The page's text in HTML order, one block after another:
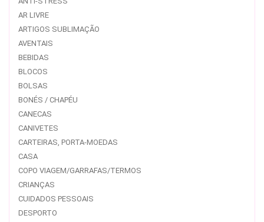
AR LIVRE
ARTIGOS SUBLIMAÇÃO
AVENTAIS
BEBIDAS
BLOCOS
BOLSAS
BONÉS / CHAPÉU
CANECAS
CANIVETES
CARTEIRAS, PORTA-MOEDAS
CASA
COPO VIAGEM/GARRAFAS/TERMOS
CRIANÇAS
CUIDADOS PESSOAIS
DESPORTO